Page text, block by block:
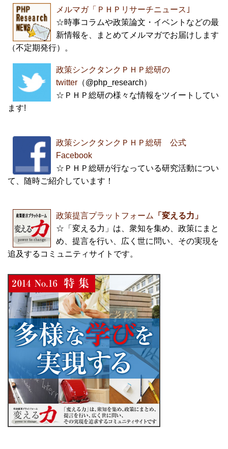
メルマガ「ＰＨＰリサーチニュース｣
☆時事コラムや政策論文・イベントなどの最
新情報を、まとめてメルマガでお届けします
（不定期発行）。
政策シンクタンクＰＨＰ総研の
twitter （@php_research）
☆ＰＨＰ総研の様々な情報をツイートしてい
ます!
政策シンクタンクＰＨＰ総研 公式
Facebook
☆ＰＨＰ総研が行なっている研究活動につい
て、随時ご紹介しています！
政策提言プラットフォーム
「変える力」
☆「変える力」は、衆知を集め、政策にまと
め、提言を行い、広く世に問い、その実現を
追及するコミュニティサイトです。